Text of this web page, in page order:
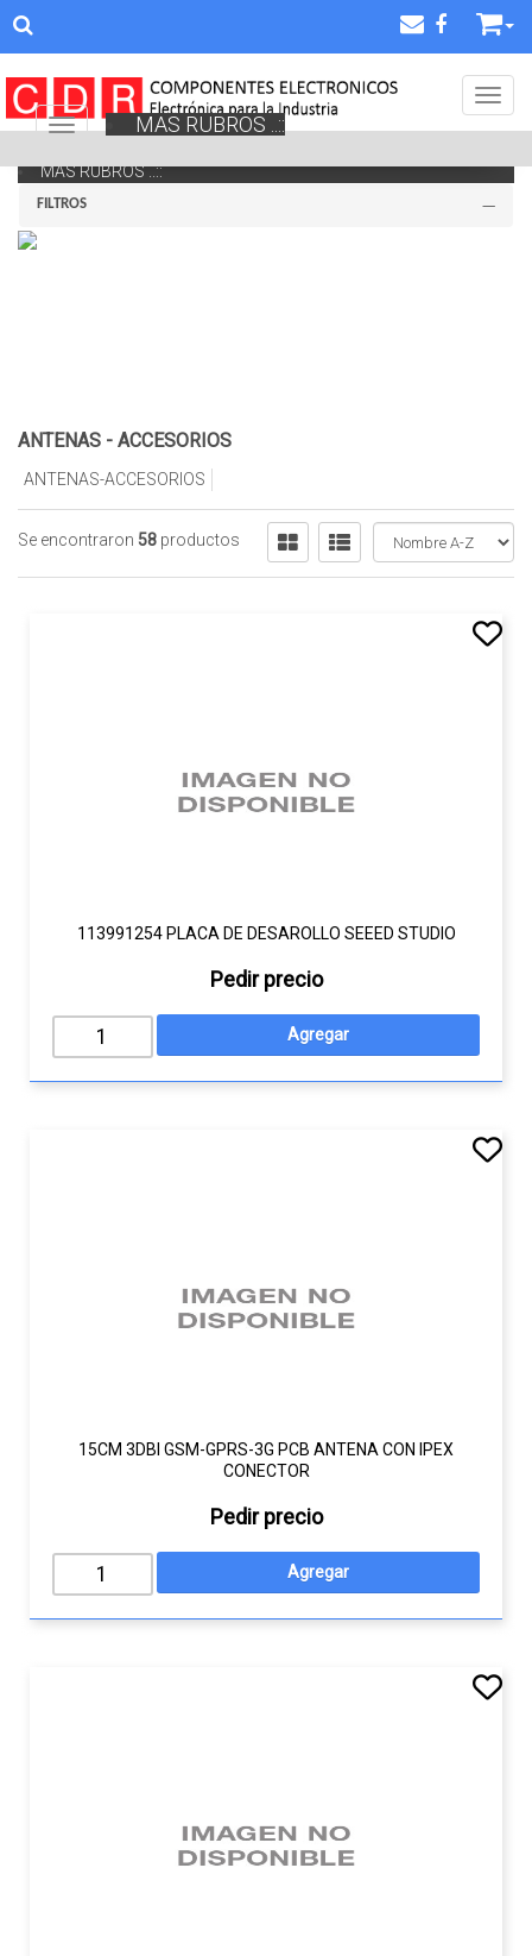
Navigation ein-/ausblenden
MAS RUBROS ..::
MAS RUBROS ..::
FILTROS
ANTENAS - ACCESORIOS
ANTENAS-ACCESORIOS
Se encontraron 58 productos
113991254 PLACA DE DESAROLLO SEEED STUDIO
Pedir precio
15CM 3DBI GSM-GPRS-3G PCB ANTENA CON IPEX
CONECTOR
Pedir precio